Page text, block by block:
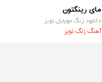
مای رینگتون
دانلود زنگ موبایل نویز
آهنگ زنگ نویز